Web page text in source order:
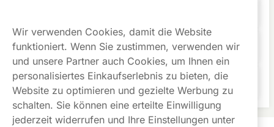
Wie stark ist X?
Wie viele Beutel befinden sich pro Dose?
Wir verwenden Cookies, damit die Website
funktioniert. Wenn Sie zustimmen, verwenden wir
und unsere Partner auch Cookies, um Ihnen ein
personalisiertes Einkaufserlebnis zu bieten, die
Website zu optimieren und gezielte Werbung zu
schalten. Sie können eine erteilte Einwilligung
jederzeit widerrufen und Ihre Einstellungen unter